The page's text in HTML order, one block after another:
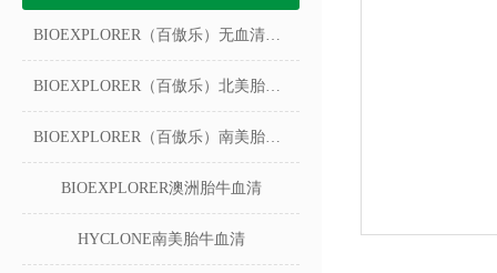
BIOEXPLORER（百傲乐）无血清冻存液
BIOEXPLORER（百傲乐）北美胎牛血清
BIOEXPLORER（百傲乐）南美胎牛血清
BIOEXPLORER澳洲胎牛血清
HYCLONE南美胎牛血清